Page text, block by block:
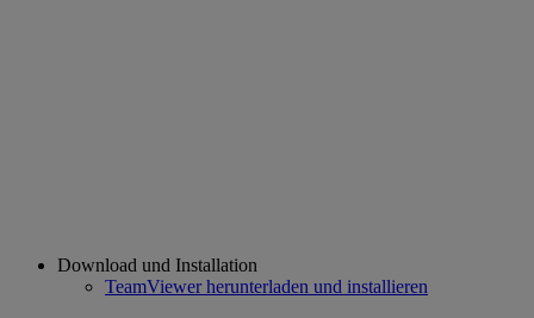
Download und Installation
TeamViewer herunterladen und installieren